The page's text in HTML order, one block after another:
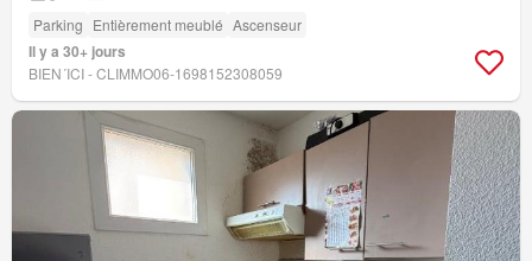
Parking Entièrement meublé Ascenseur
Il y a 30+ jours
BIEN´ICI - CLIMMO06-1698152308059